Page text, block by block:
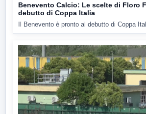
Benevento Calcio: Le scelte di Floro
debutto di Coppa Italia
Il Benevento è pronto al debutto di Coppa